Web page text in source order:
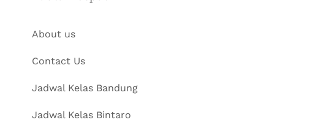
About us
Contact Us
Jadwal Kelas Bandung
Jadwal Kelas Bintaro